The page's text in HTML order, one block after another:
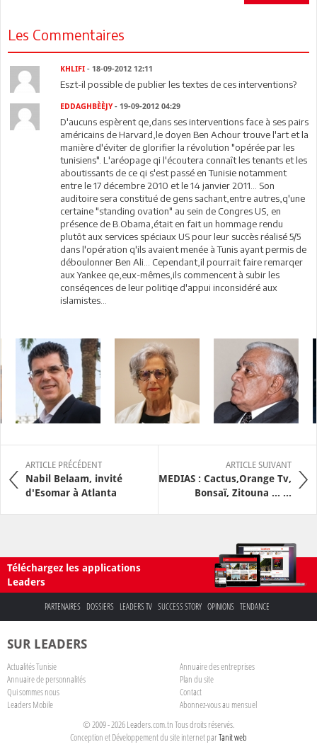
Les Commentaires
KHLIFI - 18-09-2012 12:11
Eszt-il possible de publier les textes de ces interventions?
EDDAGHBÈÈJY- 19-09-2012 04:29
D'aucuns espèrent qe,dans ses interventions face à ses pairs
américains de Harvard,le doyen Ben Achour trouve l'art et la
manière d'éviter de glorifier la révolution "opérée par les
tunisiens". L'aréopage qi l'écoutera connaît les tenants et les
aboutissants de ce qi s'est passé en Tunisie notamment
entre le 17 décembre 2010 et le 14 janvier 2011... Son
auditoire sera constitué de gens sachant,entre autres,q'une
certaine "standing ovation" au sein de Congres US, en
présence de B.Obama,était en fait un hommage rendu
plutôt aux services spéciaux US pour leur succès réalisé 5/5
dans l'opération q'ils avaient menée à Tunis ayant permis de
déboulonner Ben Ali... Cependant,il pourrait faire remarqer
aux Yankee qe,eux-mêmes,ils commencent à subir les
conséqences de leur politiqe d'appui inconsidéré aux
islamistes...
ARTICLE PRÉCÉDENT
Nabil Belaam, invité
d'Esomar à Atlanta
ARTICLE SUIVANT
MEDIAS : Cactus,Orange Tv,
Bonsaï, Zitouna ... ...
Téléchargez les applications
Leaders
PARTENAIRES DOSSIERS LEADERS TV SUCCESS STORY OPINIONS TENDANCE
SUR LEADERS
Actualités Tunisie
Annuaire des entreprises
Annuaire de personnalités
Plan du site
Qui sommes nous
Contact
Leaders Mobile
Abonnez-vous au mensuel
© 2009 - 2026 Leaders.com.tn Tous droits réservés.
Conception et Développement du site internet parTanit web